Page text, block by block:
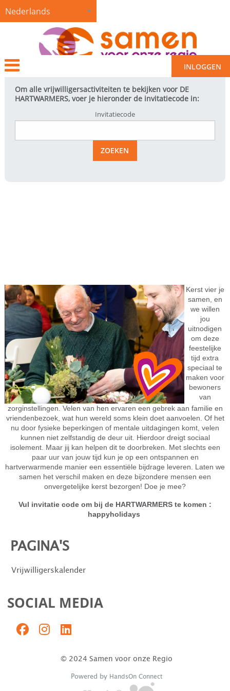
HARTWARMERS VOOR
KERST
Om alle vrijwilligersactiviteiten te bekijken voor DE
HARTWARMERS, voer je hieronder de invitatiecode in:
Invitatiecode
INLOGGEN
Kerst vier je
samen, en
we willen
jou
uitnodigen
om deze
feestelijke
tijd extra
speciaal te
maken voor
bewoners
van
zorginstellingen. Velen van hen ervaren een gebrek aan familie en
vriendenbezoek, wat hun wereld soms klein doet aanvoelen. Of het
nu door fysieke beperkingen of mentale uitdagingen komt, velen
kunnen niet zelfstandig de deur uit. Hierdoor dreigt sociaal
isolement. Maar jij kan helpen dit te doorbreken. Met slechts een
paar uur van jouw tijd kun je op een ontspannen en
hartverwarmende manier een essentiële bijdrage leveren. Laten we
samen het verschil maken en deze bijzondere mensen een
onvergetelijke kerst bezorgen! Doe je mee?
Vul invitatie code om bij de HARTWARMERS te komen :
happyholidays
PAGINA'S
Vrijwilligerskalender
SOCIAL MEDIA
© 2024 Samen voor onze Regio
Powered by HandsOn Connect